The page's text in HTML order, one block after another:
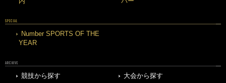
SPECIAL
Number SPORTS OF THE
YEAR
ARCHIVE
競技から探す
大会から探す